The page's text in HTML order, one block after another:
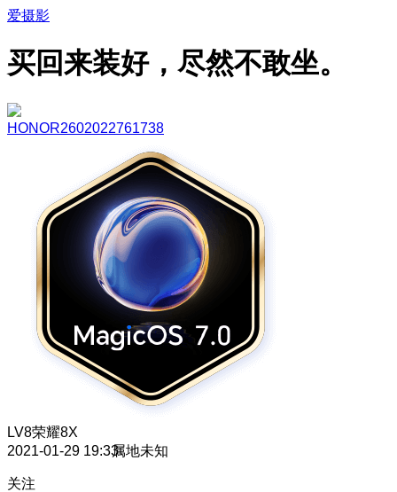
爱摄影
买回来装好，尽然不敢坐。
HONOR2602022761738
LV8荣耀8X
2021-01-29 19:33属地未知
关注